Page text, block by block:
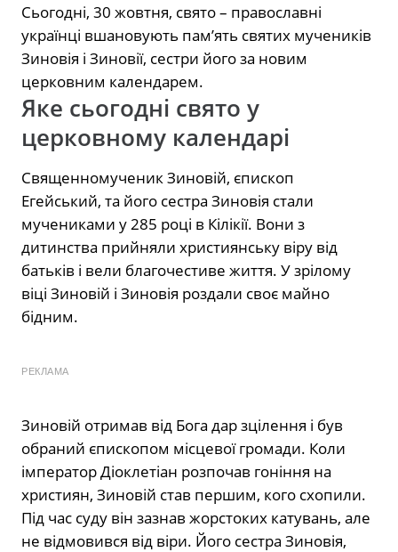
Сьогодні, 30 жовтня, свято – православні
українці вшановують пам’ять святих мучеників
Зиновія і Зиновії, сестри його за новим
церковним календарем.
Яке сьогодні свято у
церковному календарі
Священномученик Зиновій, єпископ
Егейський, та його сестра Зиновія стали
мучениками у 285 році в Кілікії. Вони з
дитинства прийняли християнську віру від
батьків і вели благочестиве життя. У зрілому
віці Зиновій і Зиновія роздали своє майно
бідним.
РЕКЛАМА
Зиновій отримав від Бога дар зцілення і був
обраний єпископом місцевої громади. Коли
імператор Діоклетіан розпочав гоніння на
християн, Зиновій став першим, кого схопили.
Під час суду він зазнав жорстоких катувань, але
не відмовився від віри. Його сестра Зиновія,